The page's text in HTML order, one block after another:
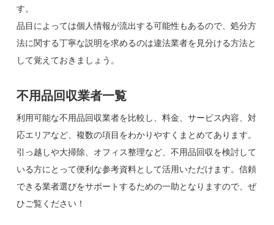
す。
品目によっては個人情報が流出する可能性もあるので、処分方
法に関する丁寧な説明を求めるのは違法業者を見分ける方法と
して覚えておきましょう。
不用品回収業者一覧
利用可能な不用品回収業者を比較し、料金、サービス内容、対
応エリアなど、複数の項目をわかりやすくまとめてあります。
引っ越しや大掃除、オフィス整理など、不用品回収を検討して
いる方にとって便利な参考資料として活用いただけます。信頼
できる業者選びをサポートするための一助となりますので、ぜ
ひご覧ください！